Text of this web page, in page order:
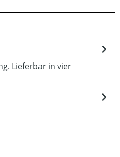
Lieferbar in vier